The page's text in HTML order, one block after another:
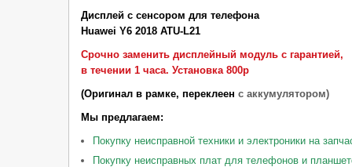
Дисплей с сенсором для телефона
Huawei Y6 2018 ATU-L21
Срочно заменить дисплейный модуль с гарантией,
в течении 1 часа. Установка 800р
(Оригинал в рамке, переклеен с аккумулятором)
Мы предлагаем:
Покупку неисправной техники и электроники на
Покупку неисправных плат для телефонов и